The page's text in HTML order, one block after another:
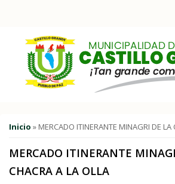
Pasar al contenido principal
Usted está aquí
Inicio » MERCADO ITINERANTE MINAGRI DE LA
MERCADO ITINERANTE
CHACRA A LA OLLA